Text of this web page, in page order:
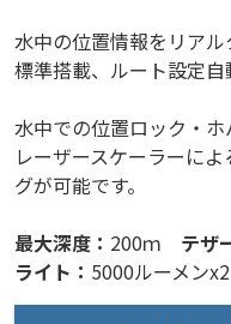
水中の位置情報をリア
標準搭載、ルート設定自
水中での位置ロック・ホ
レーザースケーラーに
グが可能です。
最大深度： 200ｍ テザ
ライト： 5000ルーメン